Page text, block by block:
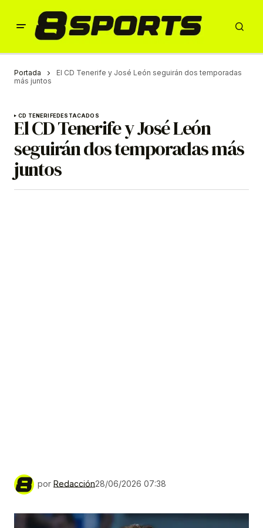
Portada
El CD Tenerife y José León seguirán dos temporadas
más juntos
CD TENERIFEDESTACADOS
El CD Tenerife y José León
seguirán dos temporadas más
juntos
por Redacción28/06/2026 07:38